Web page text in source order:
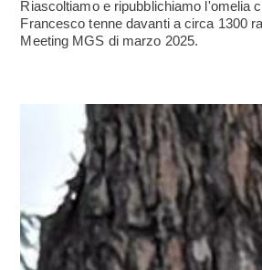
Riascoltiamo e ripubblichiamo l'omelia
Francesco tenne davanti a circa 1300
Meeting MGS di marzo 2025.